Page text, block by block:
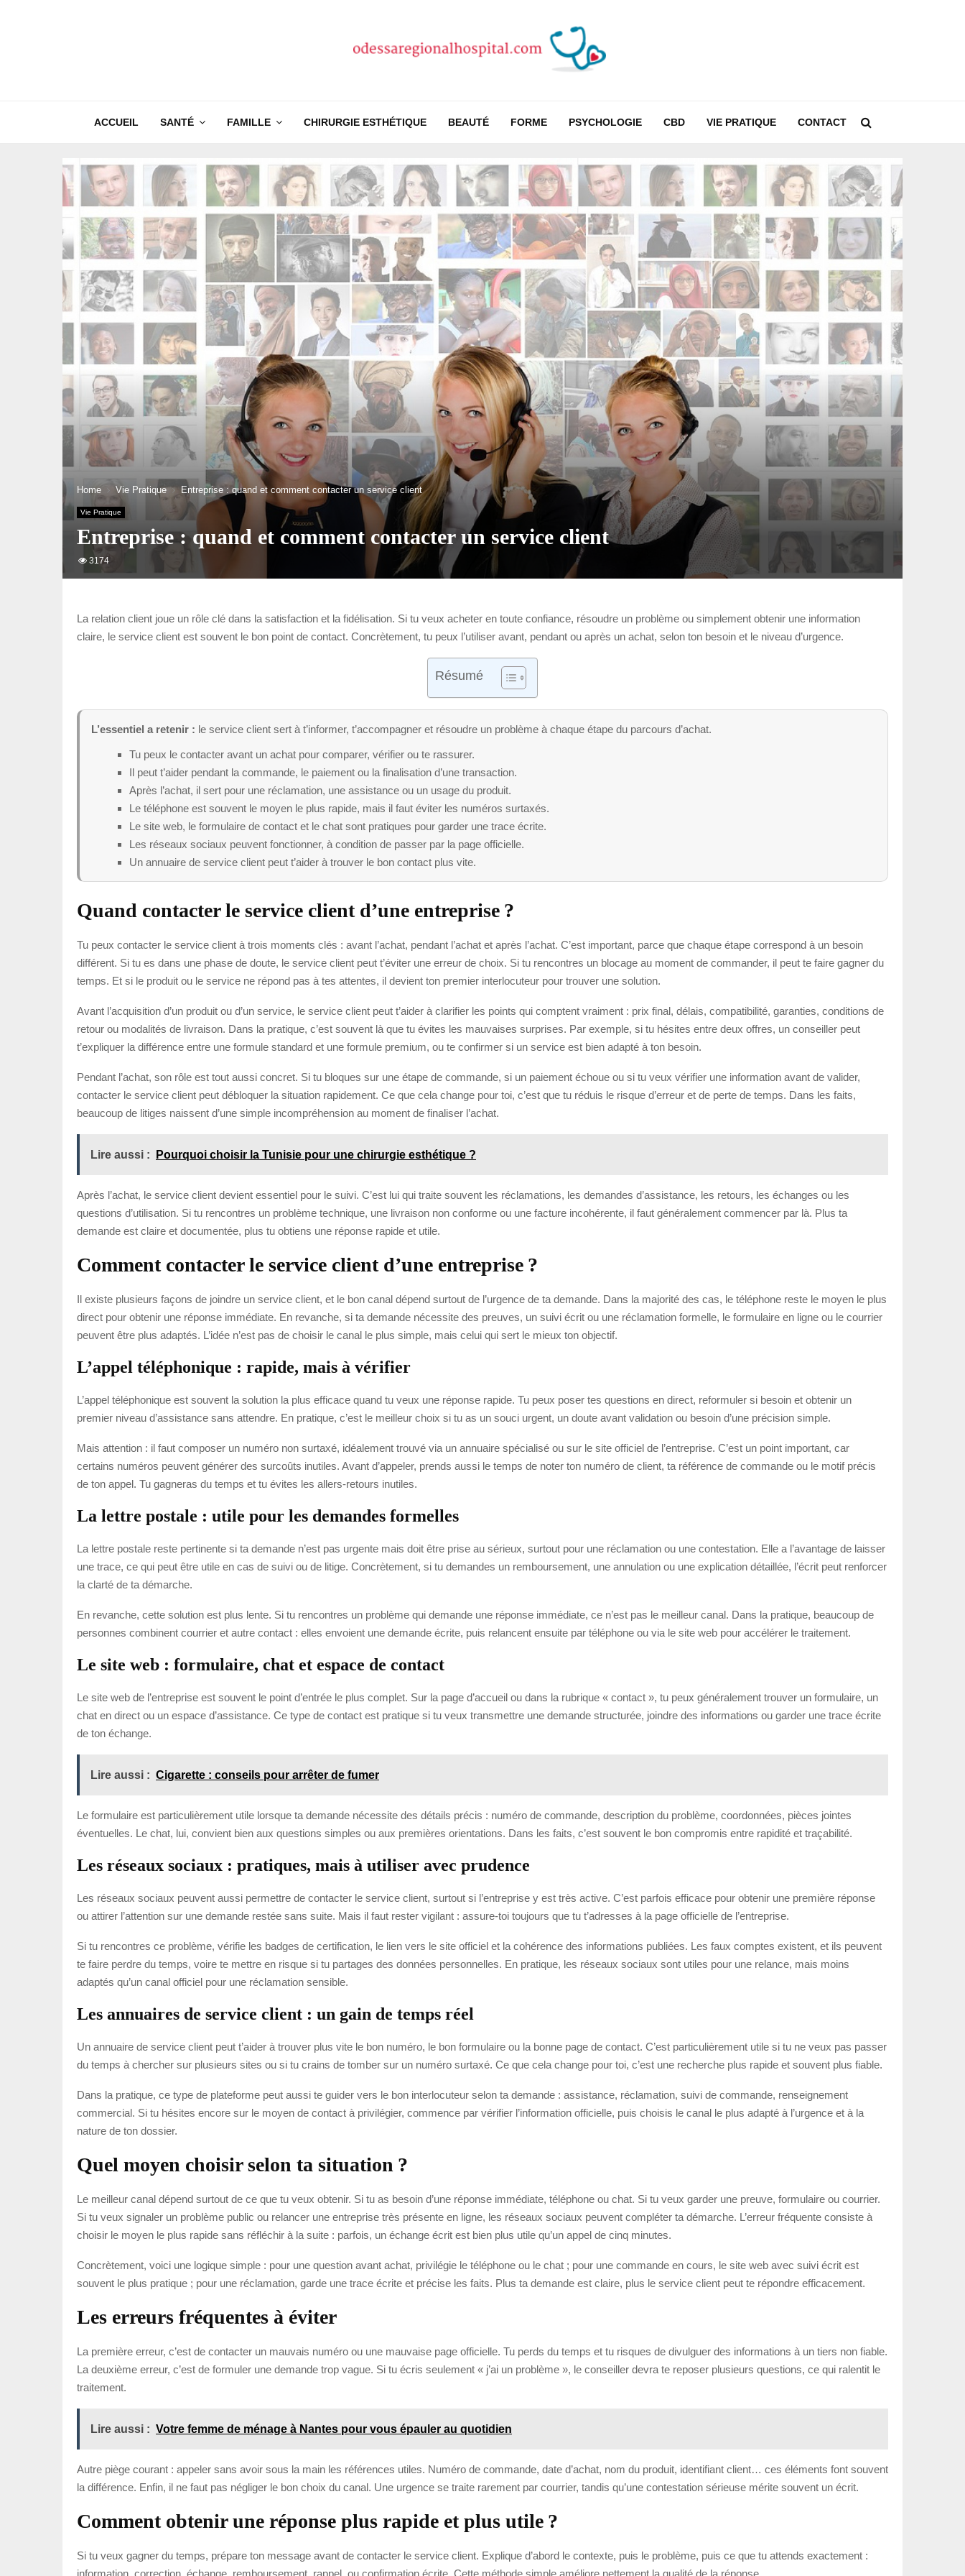
ACCUEIL SANTÉ FAMILLE CHIRURGIE ESTHÉTIQUE BEAUTÉ FORME PSYCHOLOGIE CBD VIE PRATIQUE CONTACT
Home Vie Pratique Entreprise : quand et comment contacter un service client
Vie Pratique
Entreprise : quand et comment contacter un service client
3174
La relation client joue un rôle clé dans la satisfaction et la fidélisation. Si tu veux acheter en toute confiance, résoudre un problème ou simplement obtenir une information
claire, le service client est souvent le bon point de contact. Concrètement, tu peux l’utiliser avant, pendant ou après un achat, selon ton besoin et le niveau d’urgence.
Résumé
L’essentiel a retenir : le service client sert à t’informer, t’accompagner et résoudre un problème à chaque étape du parcours d’achat.
Tu peux le contacter avant un achat pour comparer, vérifier ou te rassurer.
Il peut t’aider pendant la commande, le paiement ou la finalisation d’une transaction.
Après l’achat, il sert pour une réclamation, une assistance ou un usage du produit.
Le téléphone est souvent le moyen le plus rapide, mais il faut éviter les numéros surtaxés.
Le site web, le formulaire de contact et le chat sont pratiques pour garder une trace écrite.
Les réseaux sociaux peuvent fonctionner, à condition de passer par la page officielle.
Un annuaire de service client peut t’aider à trouver le bon contact plus vite.
Quand contacter le service client d’une entreprise ?
Tu peux contacter le service client à trois moments clés : avant l’achat, pendant l’achat et après l’achat. C’est important, parce que chaque étape correspond à un besoin
différent. Si tu es dans une phase de doute, le service client peut t’éviter une erreur de choix. Si tu rencontres un blocage au moment de commander, il peut te faire gagner du
temps. Et si le produit ou le service ne répond pas à tes attentes, il devient ton premier interlocuteur pour trouver une solution.
Avant l’acquisition d’un produit ou d’un service, le service client peut t’aider à clarifier les points qui comptent vraiment : prix final, délais, compatibilité, garanties, conditions de
retour ou modalités de livraison. Dans la pratique, c’est souvent là que tu évites les mauvaises surprises. Par exemple, si tu hésites entre deux offres, un conseiller peut
t’expliquer la différence entre une formule standard et une formule premium, ou te confirmer si un service est bien adapté à ton besoin.
Pendant l’achat, son rôle est tout aussi concret. Si tu bloques sur une étape de commande, si un paiement échoue ou si tu veux vérifier une information avant de valider,
contacter le service client peut débloquer la situation rapidement. Ce que cela change pour toi, c’est que tu réduis le risque d’erreur et de perte de temps. Dans les faits,
beaucoup de litiges naissent d’une simple incompréhension au moment de finaliser l’achat.
Lire aussi : Pourquoi choisir la Tunisie pour une chirurgie esthétique ?
Après l’achat, le service client devient essentiel pour le suivi. C’est lui qui traite souvent les réclamations, les demandes d’assistance, les retours, les échanges ou les
questions d’utilisation. Si tu rencontres un problème technique, une livraison non conforme ou une facture incohérente, il faut généralement commencer par là. Plus ta
demande est claire et documentée, plus tu obtiens une réponse rapide et utile.
Comment contacter le service client d’une entreprise ?
Il existe plusieurs façons de joindre un service client, et le bon canal dépend surtout de l’urgence de ta demande. Dans la majorité des cas, le téléphone reste le moyen le plus
direct pour obtenir une réponse immédiate. En revanche, si ta demande nécessite des preuves, un suivi écrit ou une réclamation formelle, le formulaire en ligne ou le courrier
peuvent être plus adaptés. L’idée n’est pas de choisir le canal le plus simple, mais celui qui sert le mieux ton objectif.
L’appel téléphonique : rapide, mais à vérifier
L’appel téléphonique est souvent la solution la plus efficace quand tu veux une réponse rapide. Tu peux poser tes questions en direct, reformuler si besoin et obtenir un
premier niveau d’assistance sans attendre. En pratique, c’est le meilleur choix si tu as un souci urgent, un doute avant validation ou besoin d’une précision simple.
Mais attention : il faut composer un numéro non surtaxé, idéalement trouvé via un annuaire spécialisé ou sur le site officiel de l’entreprise. C’est un point important, car
certains numéros peuvent générer des surcoûts inutiles. Avant d’appeler, prends aussi le temps de noter ton numéro de client, ta référence de commande ou le motif précis
de ton appel. Tu gagneras du temps et tu évites les allers-retours inutiles.
La lettre postale : utile pour les demandes formelles
La lettre postale reste pertinente si ta demande n’est pas urgente mais doit être prise au sérieux, surtout pour une réclamation ou une contestation. Elle a l’avantage de laisser
une trace, ce qui peut être utile en cas de suivi ou de litige. Concrètement, si tu demandes un remboursement, une annulation ou une explication détaillée, l’écrit peut renforcer
la clarté de ta démarche.
En revanche, cette solution est plus lente. Si tu rencontres un problème qui demande une réponse immédiate, ce n’est pas le meilleur canal. Dans la pratique, beaucoup de
personnes combinent courrier et autre contact : elles envoient une demande écrite, puis relancent ensuite par téléphone ou via le site web pour accélérer le traitement.
Le site web : formulaire, chat et espace de contact
Le site web de l’entreprise est souvent le point d’entrée le plus complet. Sur la page d’accueil ou dans la rubrique « contact », tu peux généralement trouver un formulaire, un
chat en direct ou un espace d’assistance. Ce type de contact est pratique si tu veux transmettre une demande structurée, joindre des informations ou garder une trace écrite
de ton échange.
Lire aussi : Cigarette : conseils pour arrêter de fumer
Le formulaire est particulièrement utile lorsque ta demande nécessite des détails précis : numéro de commande, description du problème, coordonnées, pièces jointes
éventuelles. Le chat, lui, convient bien aux questions simples ou aux premières orientations. Dans les faits, c’est souvent le bon compromis entre rapidité et traçabilité.
Les réseaux sociaux : pratiques, mais à utiliser avec prudence
Les réseaux sociaux peuvent aussi permettre de contacter le service client, surtout si l’entreprise y est très active. C’est parfois efficace pour obtenir une première réponse
ou attirer l’attention sur une demande restée sans suite. Mais il faut rester vigilant : assure-toi toujours que tu t’adresses à la page officielle de l’entreprise.
Si tu rencontres ce problème, vérifie les badges de certification, le lien vers le site officiel et la cohérence des informations publiées. Les faux comptes existent, et ils peuvent
te faire perdre du temps, voire te mettre en risque si tu partages des données personnelles. En pratique, les réseaux sociaux sont utiles pour une relance, mais moins
adaptés qu’un canal officiel pour une réclamation sensible.
Les annuaires de service client : un gain de temps réel
Un annuaire de service client peut t’aider à trouver plus vite le bon numéro, le bon formulaire ou la bonne page de contact. C’est particulièrement utile si tu ne veux pas passer
du temps à chercher sur plusieurs sites ou si tu crains de tomber sur un numéro surtaxé. Ce que cela change pour toi, c’est une recherche plus rapide et souvent plus fiable.
Dans la pratique, ce type de plateforme peut aussi te guider vers le bon interlocuteur selon ta demande : assistance, réclamation, suivi de commande, renseignement
commercial. Si tu hésites encore sur le moyen de contact à privilégier, commence par vérifier l’information officielle, puis choisis le canal le plus adapté à l’urgence et à la
nature de ton dossier.
Quel moyen choisir selon ta situation ?
Le meilleur canal dépend surtout de ce que tu veux obtenir. Si tu as besoin d’une réponse immédiate, téléphone ou chat. Si tu veux garder une preuve, formulaire ou courrier.
Si tu veux signaler un problème public ou relancer une entreprise très présente en ligne, les réseaux sociaux peuvent compléter ta démarche. L’erreur fréquente consiste à
choisir le moyen le plus rapide sans réfléchir à la suite : parfois, un échange écrit est bien plus utile qu’un appel de cinq minutes.
Concrètement, voici une logique simple : pour une question avant achat, privilégie le téléphone ou le chat ; pour une commande en cours, le site web avec suivi écrit est
souvent le plus pratique ; pour une réclamation, garde une trace écrite et précise les faits. Plus ta demande est claire, plus le service client peut te répondre efficacement.
Les erreurs fréquentes à éviter
La première erreur, c’est de contacter un mauvais numéro ou une mauvaise page officielle. Tu perds du temps et tu risques de divulguer des informations à un tiers non fiable.
La deuxième erreur, c’est de formuler une demande trop vague. Si tu écris seulement « j’ai un problème », le conseiller devra te reposer plusieurs questions, ce qui ralentit le
traitement.
Lire aussi : Votre femme de ménage à Nantes pour vous épauler au quotidien
Autre piège courant : appeler sans avoir sous la main les références utiles. Numéro de commande, date d’achat, nom du produit, identifiant client… ces éléments font souvent
la différence. Enfin, il ne faut pas négliger le bon choix du canal. Une urgence se traite rarement par courrier, tandis qu’une contestation sérieuse mérite souvent un écrit.
Comment obtenir une réponse plus rapide et plus utile ?
Si tu veux gagner du temps, prépare ton message avant de contacter le service client. Explique d’abord le contexte, puis le problème, puis ce que tu attends exactement :
information, correction, échange, remboursement, rappel, ou confirmation écrite. Cette méthode simple améliore nettement la qualité de la réponse.